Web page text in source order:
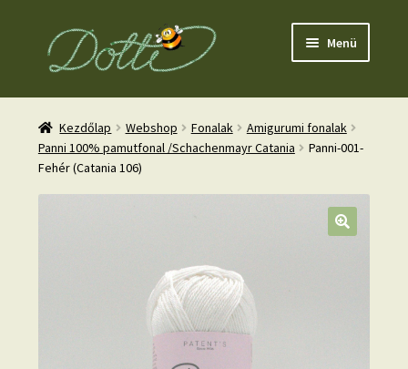
Ugrás
Kilépés
Menü
Kezdőlap Webshop Fonalak
Amigurumi fonalak
Panni 100% pamutfonal /Schachenmayr Catania
Panni-001-
Fehér (Catania 106)